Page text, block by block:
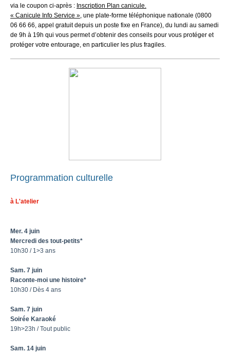
via le coupon ci-après : Inscription Plan canicule.
« Canicule Info Service », une plate-forme téléphonique nationale (0800
06 66 66, appel gratuit depuis un poste fixe en France), du lundi au samedi
de 9h à 19h qui vous permet d’obtenir des conseils pour vous protéger et
protéger votre entourage, en particulier les plus fragiles.
Programmation culturelle
à L'atelier
Mer. 4 juin
Mercredi des tout-petits*
10h30 / 1>3 ans
Sam. 7 juin
Raconte-moi une histoire*
10h30 / Dès 4 ans
Sam. 7 juin
Soirée Karaoké
19h>23h / Tout public
Sam. 14 juin